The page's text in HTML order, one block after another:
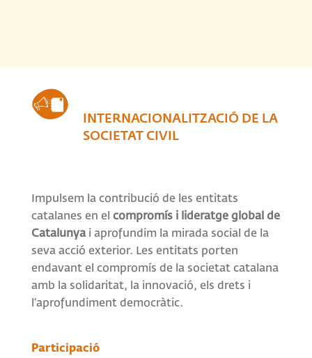
INTERNACIONALITZACIÓ DE LA
SOCIETAT CIVIL
Impulsem la contribució de les entitats
catalanes en el compromís i lideratge global de
Catalunyai aprofundim la mirada social de la
seva acció exterior. Les entitats porten
endavant el compromís de la societat catalana
amb la solidaritat, la innovació, els drets i
l’aprofundiment democràtic.
Participació